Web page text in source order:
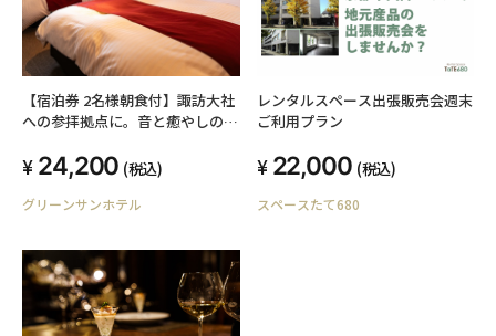
【宿泊券 2名様朝食付】諏訪大社
への参拝拠点に。音と癒やしの
24,200 (税込)
グリーンサンホテル
レンタルスペース出張販売会週末
ご利用プラン
22,000 (税込)
スペースたて680